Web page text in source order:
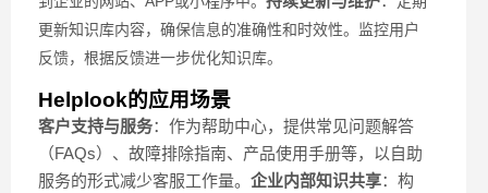
更新知识库内容，确保信息的准确性和时效性。监控用户
反馈，根据反馈进一步优化知识库。
Helplook的应用场景
客户支持与服务：作为帮助中心，提供常见问题解答
（FAQs）、故障排除指南、产品使用手册等，以自助
服务的形式减少客服工作量。 企业内部知识共享：构